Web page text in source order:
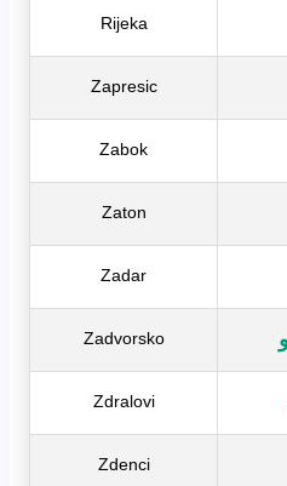
Rijeka
Zapresic
Zabok
Zaton
Zadar
Zadvorsko
Zdralovi
Zdenci